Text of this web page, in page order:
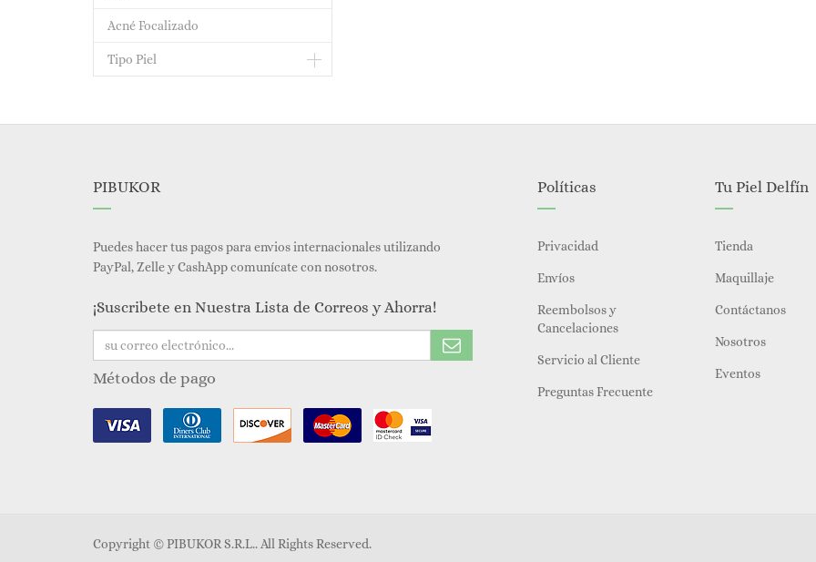
Acné Focalizado
Tipo Piel
PIBUKOR
Puedes hacer tus pagos para envios internacionales utilizando
PayPal, Zelle y CashApp comunícate con nosotros.
¡Suscribete en Nuestra Lista de Correos y Ahorra!
Métodos de pago
Políticas
Privacidad
Envíos
Reembolsos y
Cancelaciones
Servicio al Cliente
Preguntas Frecuente
Tu Piel Delfín
Tienda
Maquillaje
Contáctanos
Nosotros
Eventos
Copyright ©PIBUKOR S.R.L.. All Rights Reserved.